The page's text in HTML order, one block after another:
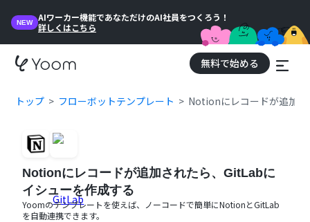
NEW
AIワーカー機能であなただけのAI社員をつくろう！
詳しくはこちら
無料で始める
トップ フローボットテンプレート Notionにレコードが追加
Notionにレコードが追加されたら、GitLabに
イシューを作成する
Yoomのテンプレートを使えば、ノーコードで簡単にNotionとGitLab
を自動連携できます。